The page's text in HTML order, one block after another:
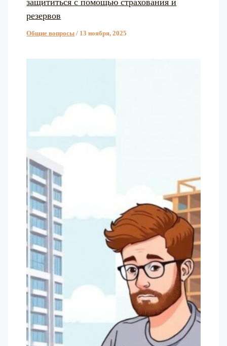
защититься с помощью страхования и
резервов
Общие вопросы / 13 ноября, 2025